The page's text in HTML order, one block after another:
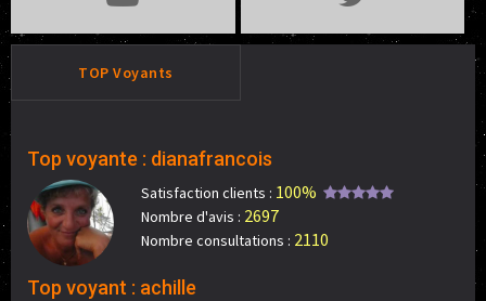
TOP Voyants
Top voyante : dianafrancois
Satisfaction clients : 100%
Nombre d'avis : 2697
Nombre consultations : 2110
Top voyant : achille